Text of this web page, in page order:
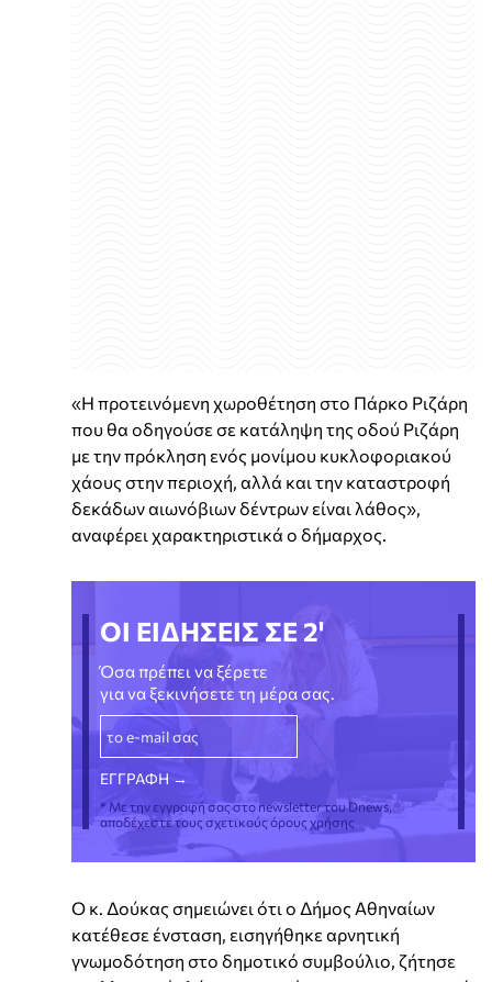
«Η προτεινόμενη χωροθέτηση στο Πάρκο Ριζάρη
που θα οδηγούσε σε κατάληψη της οδού Ριζάρη
με την πρόκληση ενός μονίμου κυκλοφοριακού
χάους στην περιοχή, αλλά και την καταστροφή
δεκάδων αιωνόβιων δέντρων είναι λάθος»,
αναφέρει χαρακτηριστικά ο δήμαρχος.
ΟΙ ΕΙΔΗΣΕΙΣ ΣΕ 2'
Όσα πρέπει να ξέρετε
για να ξεκινήσετε τη μέρα σας.
* Με την εγγραφή σας στο newsletter του Dnews,
αποδέχεστε τους σχετικούς όρους χρήσης
Ο κ. Δούκας σημειώνει ότι ο Δήμος Αθηναίων
κατέθεσε ένσταση, εισηγήθηκε αρνητική
γνωμοδότηση στο δημοτικό συμβούλιο, ζήτησε